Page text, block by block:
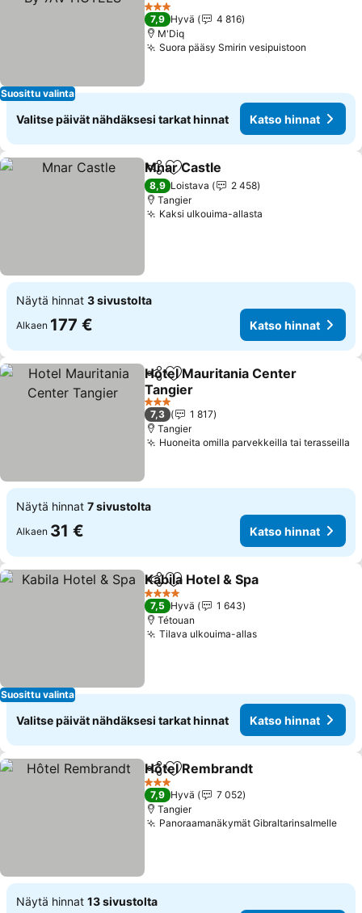
Suosittu valinta
Katso hinnat
3 Tähtiluokitus
7,9 Hyvä
4 816
M'Diq
Suora pääsy Smirin vesipuistoon
Valitse päivät nähdäksesi tarkat hinnat Katso hinnat
Jaa Lisää suosikkeihin
Mnar Castle
8,9 Loistava
2 458
Tangier
Kaksi ulkouima-allasta
Näytä hinnat 3 sivustolta
Alkaen 177 € Katso hinnat
Jaa Lisää suosikkeihin
Hotel Mauritania Center
Tangier
Katso hinnat
3 Tähtiluokitus
7,3
1 817
Tangier
Huoneita omilla parvekkeilla tai terasseilla
Näytä hinnat 7 sivustolta
Alkaen 31 € Katso hinnat
Suosittu valinta
Jaa Lisää suosikkeihin
Kabila Hotel & Spa
4 Tähtiluokitus
7,5 Hyvä
1 643
Tétouan
Tilava ulkouima-allasKatso hinnat
Valitse päivät nähdäksesi tarkat hinnat Katso hinnat
Jaa Lisää suosikkeihin
Hôtel Rembrandt
3 Tähtiluokitus
7,9 Hyvä
7 052
Tangier
Panoraamanäkymät Gibraltarinsalmelle
Näytä hinnat 13 sivustolta